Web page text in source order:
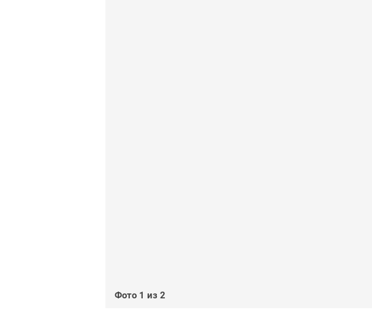
Фото 1 из 2